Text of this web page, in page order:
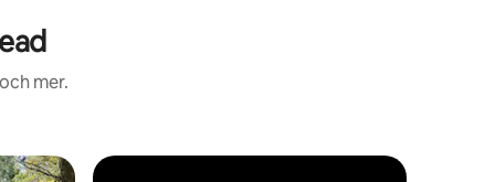
mer.